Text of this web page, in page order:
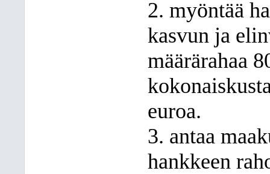
2. myöntää
kasvun ja
määrärahaa
euroa.
3. antaa
hankkeen